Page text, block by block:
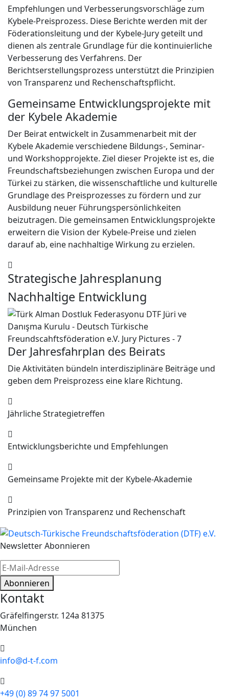
Empfehlungen und Verbesserungsvorschläge zum
Kybele-Preisprozess. Diese Berichte werden mit der
Föderationsleitung und der Kybele-Jury geteilt und
dienen als zentrale Grundlage für die kontinuierliche
Verbesserung des Verfahrens. Der
Berichtserstellungsprozess unterstützt die Prinzipien
von Transparenz und Rechenschaftspflicht.
Gemeinsame Entwicklungsprojekte mit
der Kybele Akademie
Der Beirat entwickelt in Zusammenarbeit mit der
Kybele Akademie verschiedene Bildungs-, Seminar-
und Workshopprojekte. Ziel dieser Projekte ist es, die
Freundschaftsbeziehungen zwischen Europa und der
Türkei zu stärken, die wissenschaftliche und kulturelle
Grundlage des Preisprozesses zu fördern und zur
Ausbildung neuer Führungspersönlichkeiten
beizutragen. Die gemeinsamen Entwicklungsprojekte
erweitern die Vision der Kybele-Preise und zielen
darauf ab, eine nachhaltige Wirkung zu erzielen.
Strategische Jahresplanung
Nachhaltige Entwicklung
Der Jahresfahrplan des Beirats
Die Aktivitäten bündeln interdisziplinäre Beiträge und
geben dem Preisprozess eine klare Richtung.
Jährliche Strategietreffen
Entwicklungsberichte und Empfehlungen
Gemeinsame Projekte mit der Kybele-Akademie
Prinzipien von Transparenz und Rechenschaft
Newsletter Abonnieren
Abonnieren
Kontakt
Gräfelfingerstr. 124a 81375
München
info@d-t-f.com
+49 (0) 89 74 97 5001